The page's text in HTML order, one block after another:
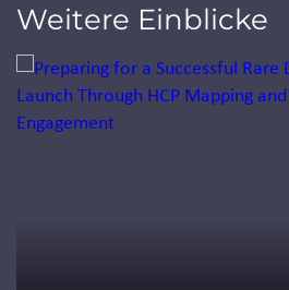
Weitere Einblicke
Jump to a slide with the slide dots.